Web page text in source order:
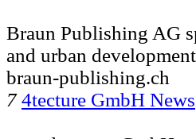
Braun Publishing AG
and urban
braun-publishing.ch
7 4tecture GmbH News